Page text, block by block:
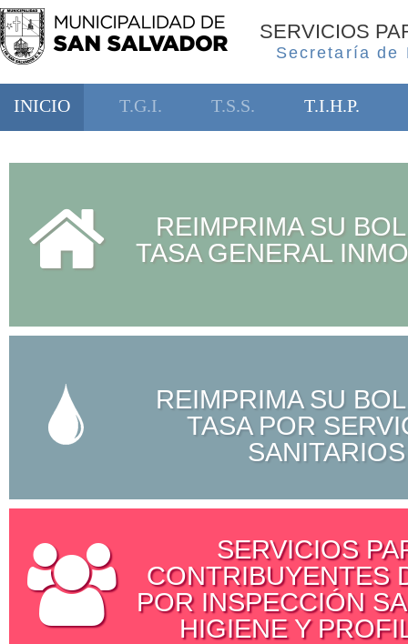
SERVICIOS
Secretaría de
INICIO T.G.I. T.S.S. T.I.H.P.
REIMPRIMA SU
TASA GENERAL
REIMPRIMA SU
TASA POR
SANITARIOS
SERVICIOS
CONTRIBUYENTES
POR INSPECCIÓN
HIGIENE Y